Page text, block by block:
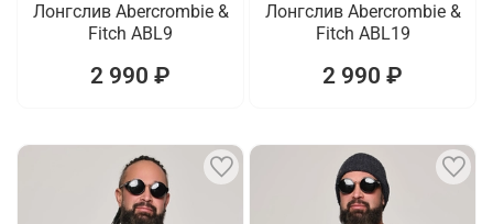
Лонгслив Abercrombie &
Fitch ABL9
2 990 ₽
Лонгслив Abercrombie &
Fitch ABL19
2 990 ₽